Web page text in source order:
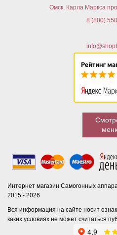
Омск, Карла Маркса
8 (800)
Интернет магазин Самогонных
2015 - 2026
Вся информация на сайте носит
каких условиях не может считаться